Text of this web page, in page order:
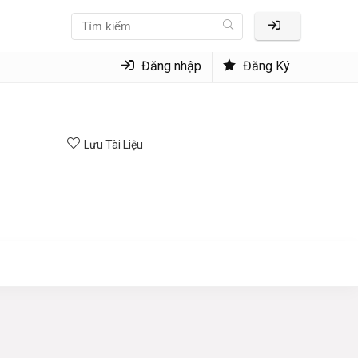
Đăng nhập Đăng Ký
Lưu Tài Liệu